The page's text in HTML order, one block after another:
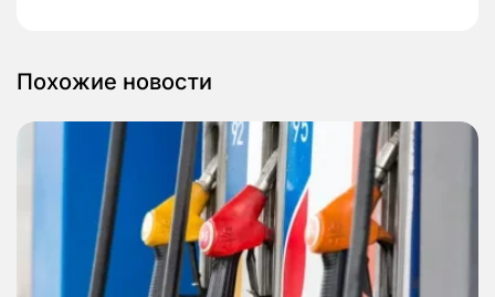
Похожие новости